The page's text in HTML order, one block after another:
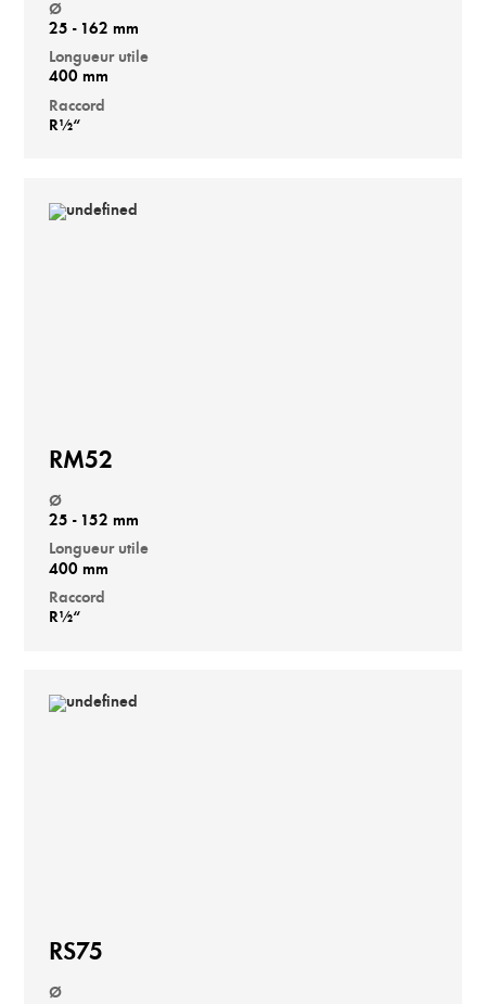
Ø
25 - 162 mm
Longueur utile
400 mm
Raccord
R½“
RM52
Ø
25 - 152 mm
Longueur utile
400 mm
Raccord
R½“
RS75
Ø